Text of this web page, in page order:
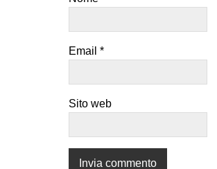
REPRESSIONE
STUDENTI
CULTURE
ARTE
Email *
Sito web